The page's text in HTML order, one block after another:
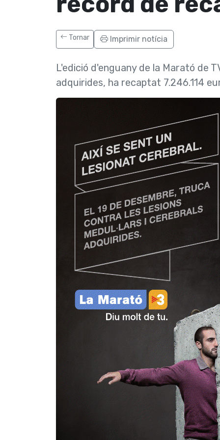
Tornar Imprimir notícia
L'edició d'enguany de la Marató de
adquirides, ha recaptat 7.246.114